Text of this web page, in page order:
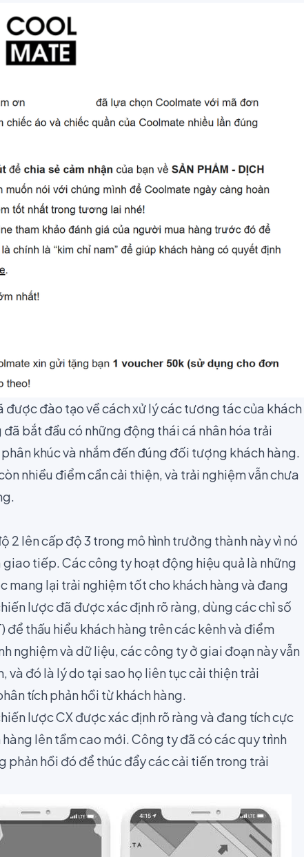
được đào tạo về cách xử lý các tương tác của khách
bắt đầu có những động thái cá nhân hóa trải
khúc và nhắm đến đúng đối tượng khách hàng.
nhiều điểm cần cải thiện, và trải nghiệm vẫn chưa
2 lên cấp độ 3 trong mô hình trưởng thành này vì nó
tiếp. Các công ty hoạt động hiệu quả là những
mang lại trải nghiệm tốt cho khách hàng và đang
lược đã được xác định rõ ràng, dùng các chỉ số
) để thấu hiểu khách hàng trên các kênh và điểm
nghiệm và dữ liệu, các công ty ở giai đoạn này vẫn
và đó là lý do tại sao họ liên tục cải thiện trải
tích phản hồi từ khách hàng.
lược CX được xác định rõ ràng và đang tích cực
lên tầm cao mới. Công ty đã có các quy trình
phản hồi đó để thúc đẩy các cải tiến trong trải